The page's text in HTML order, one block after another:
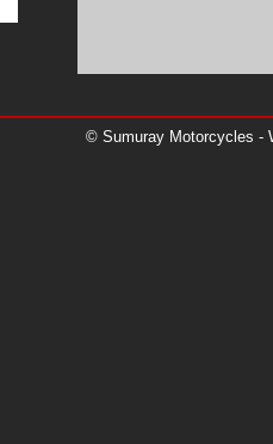
© Sumuray Motorcycles -